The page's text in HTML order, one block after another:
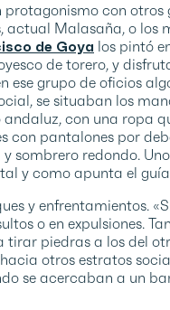
con otros
Malasaña, o los
de Goya los pintó
de torero, y
ese grupo de oficios
se situaban los
con una ropa
con pantalones por
sombrero redondo.
tal y como apunta el
y enfrentamientos.
o en expulsiones.
tirar piedras a los del
otros estratos
se acercaban a un